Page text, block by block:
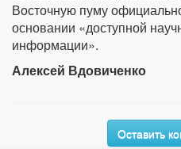
Восточную пуму
основании «доступной
информации».
Алексей Вдовиченко
Оставить